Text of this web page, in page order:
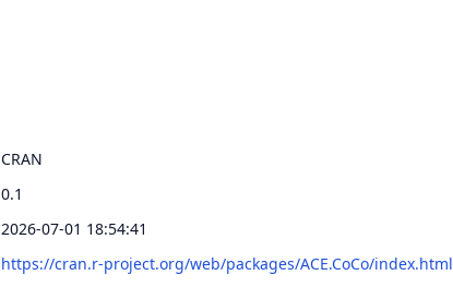
CRAN
0.1
2026-07-01 18:54:41
https://cran.r-project.org/web/packages/ACE.CoCo/index.html